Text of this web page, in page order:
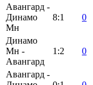
Авангард -
Динамо
Мн
8:1 0
Динамо
Мн -
Авангард
1:2 0
Авангард -